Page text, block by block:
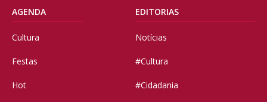
AGENDA
Cultura
Festas
Hot
EDITORIAS
Notícias
#Cultura
#Cidadania